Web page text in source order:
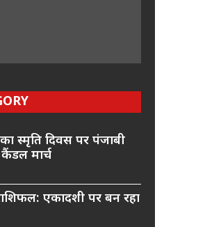
स्मृति दिवस पर पंजाबी
मार्च
एकादशी पर बन रहा